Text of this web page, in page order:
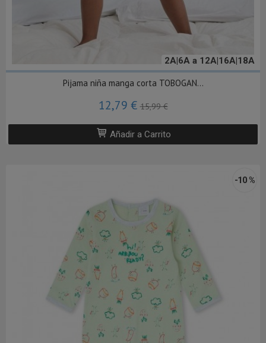
2A|6A a 12A|16A|18A
Pijama niña manga corta TOBOGAN...
12,79 €15,99 €
Añadir a Carrito
-10 %